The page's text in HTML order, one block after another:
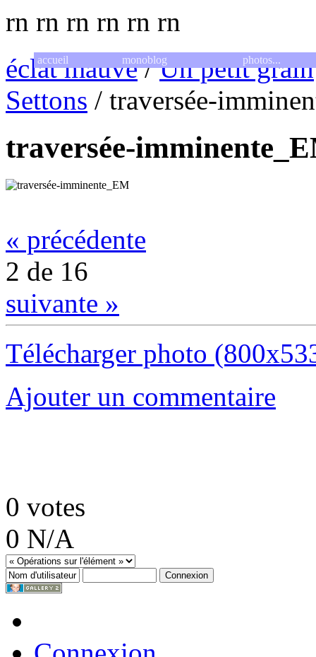
rn rn rn rn rn rn
accueil monoblog photos...
éclat mauve/Un petit grain
Settons / traversée-
traversée-
« précédente
2 de 16
suivante »
Télécharger photo
Ajouter un commentaire
0 votes
0 N/A